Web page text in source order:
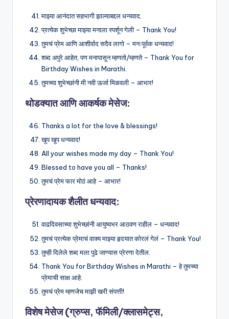
माझ्या आनंदात सहभागी झाल्याबद्दल धन्यवाद.
प्रत्येक शुभेच्छा माझ्या मनाला स्पर्शून गेली – Thank You!
तुमचं प्रेम आणि आशीर्वाद सदैव लागो – मनःपूर्वक धन्यवाद!
शब्द अपुरे आहेत, पण मनापासून म्हणतो/म्हणते – Thank You for
Birthday Wishes in Marathi.
तुमच्या शुभेच्छांनी मी नवी ऊर्जा मिळवली – आभार!
थोडक्यात आणि आकर्षक मेसेज:
Thanks a lot for the love & blessings!
खूप खूप धन्यवाद!
All your wishes made my day – Thank You!
Blessed to have you all – Thanks!
तुमचं प्रेम फार मोठं आहे – आभार!
प्रेरणादायक शैलीत धन्यवाद:
वाढदिवसाच्या शुभेच्छांनी आयुष्यभर आठवण राहील – धन्यवाद!
तुमचं प्रत्येक प्रेमाचं वाक्य माझ्या हृदयात कोरलं गेलं – Thank You!
तुम्ही दिलेले शब्द मला पुढे जाण्यास प्रेरणा देतील.
Thank You for Birthday Wishes in Marathi – हे तुमच्या
प्रेमाची साक्ष आहे.
तुमचं प्रेम म्हणजेच माझी खरी संपत्ती!
विशेष मेसेज (ग्रुप्स, फॅमिली/क्लासमेट्स,